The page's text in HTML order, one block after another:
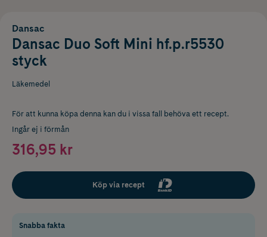
Dansac
Dansac Duo Soft Mini hf.p.r5530
styck
Läkemedel
För att kunna köpa denna kan du i vissa fall behöva ett recept.
Ingår ej i förmån
316,95 kr
Köp via recept
Snabba fakta